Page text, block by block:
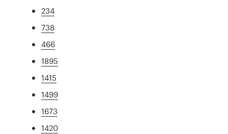
234
738
466
1895
1415
1499
1673
1420